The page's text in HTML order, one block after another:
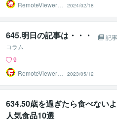
RemoteViewer導
2024/02/18
645.明日の記事は・・・
記事
コラム
9
RemoteViewer導
2023/05/12
634.50歳を過ぎたら食べない
人気食品10選